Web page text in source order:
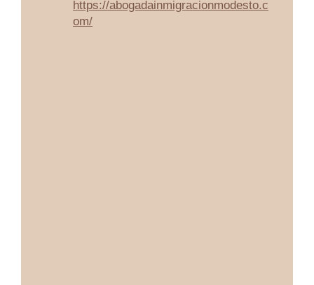
https://abogadainmigracionmodesto.c
om/